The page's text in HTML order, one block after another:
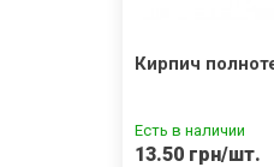
Кирпич
Есть в наличии
13.50 грн/шт.